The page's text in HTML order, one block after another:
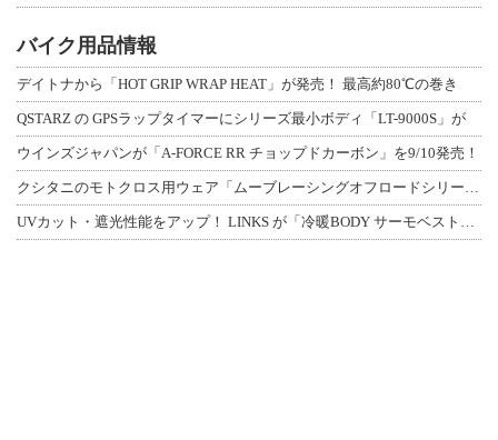
バイク用品情報
デイトナから「HOT GRIP WRAP HEAT」が発売！ 最高約80℃の巻き
QSTARZ の GPSラップタイマーにシリーズ最小ボディ「LT-9000S」が
ウインズジャパンが「A-FORCE RR チョップドカーボン」を9/10発売！